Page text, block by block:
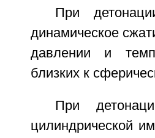
При
динамическое
давлении и
близких к
При
цилиндрической